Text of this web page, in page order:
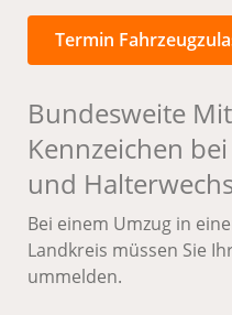
Termin
Bundesweite
Kennzeichen
und
Bei einem Umzug in
Landkreis müssen Sie
ummelden.